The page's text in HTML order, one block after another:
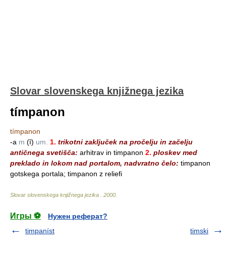
Slovar slovenskega knjižnega jezika
tímpanon
tímpanon
-a m (ȋ) um. 1. trikotni zaključek na pročelju in začelju
antičnega svetišča: arhitrav in timpanon 2. ploskev med
preklado in lokom nad portalom, nadvratno čelo: timpanon
gotskega portala; timpanon z reliefi
Slovar slovenskega knjižnega jezika 2000
Игры ⚽
Нужен реферат?
timpaníst
timski